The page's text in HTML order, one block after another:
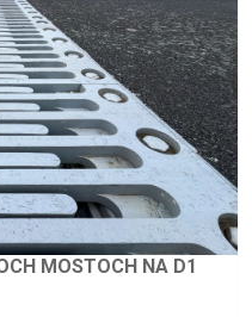
MOSTOCH NA D1